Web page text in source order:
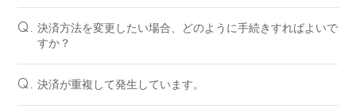
Q. 決済方法を変更したい場合、どのように手続きすればよいで
すか？
Q. 決済が重複して発生しています。